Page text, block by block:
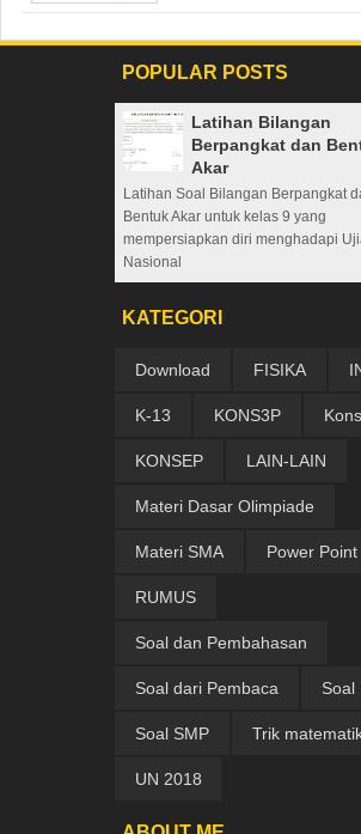
POPULAR POSTS
Latihan Bilangan
Berpangkat dan
Akar
Latihan Soal Bilangan Berpangkat
Bentuk Akar untuk kelas 9 yang
mempersiapkan diri menghadapi
Nasional
KATEGORI
Download FISIKA
K-13 KONS3P
KONSEP LAIN-LAIN
Materi Dasar Olimpiade
Materi SMA Power Point
RUMUS
Soal dan Pembahasan
Soal dari Pembaca Soal
Soal SMP Trik
UN 2018